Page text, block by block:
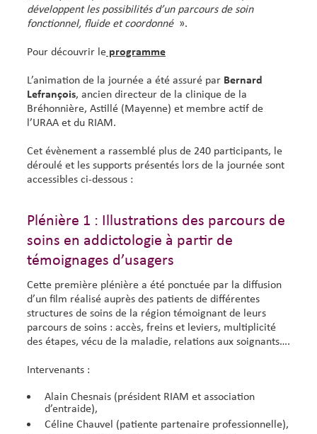
développent les possibilités d’un parcours de soin
fonctionnel, fluide et coordonné ».
Pour découvrir le programme
L’animation de la journée a été assuré par Bernard
Lefrançois, ancien directeur de la clinique de la
Bréhonnière, Astillé (Mayenne) et membre actif de
l’URAA et du RIAM.
Cet évènement a rassemblé plus de 240 participants, le
déroulé et les supports présentés lors de la journée sont
accessibles ci-dessous :
Plénière 1 : Illustrations des parcours de
soins en addictologie à partir de
témoignages d’usagers
Cette première plénière a été ponctuée par la diffusion
d’un film réalisé auprès des patients de différentes
structures de soins de la région témoignant de leurs
parcours de soins : accès, freins et leviers, multiplicité
des étapes, vécu de la maladie, relations aux soignants….
Intervenants :
Alain Chesnais (président RIAM et association
d’entraide),
Céline Chauvel (patiente partenaire professionnelle),